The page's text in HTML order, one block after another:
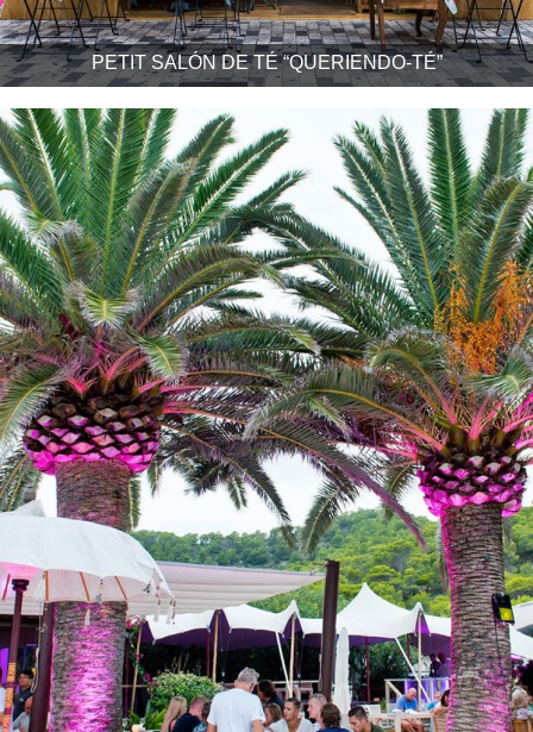
PETIT SALÓN DE TÉ “QUERIENDO-TÉ”